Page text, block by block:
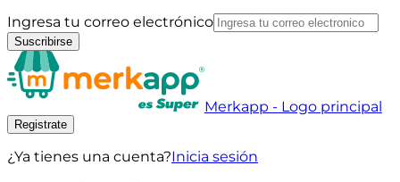
Ingresa tu correo electrónico
Suscribirse
Merkapp - Logo principal
Registrate
¿Ya tienes una cuenta?Inicia sesión